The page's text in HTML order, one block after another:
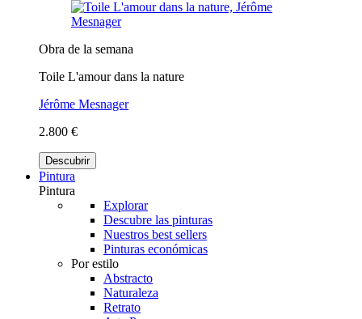
Obra de la semana
Toile L'amour dans la nature
Jérôme Mesnager
2.800 €
Descubrir
Pintura
Pintura
Explorar
Descubre las pinturas
Nuestros best sellers
Pinturas económicas
Por estilo
Abstracto
Naturaleza
Retrato